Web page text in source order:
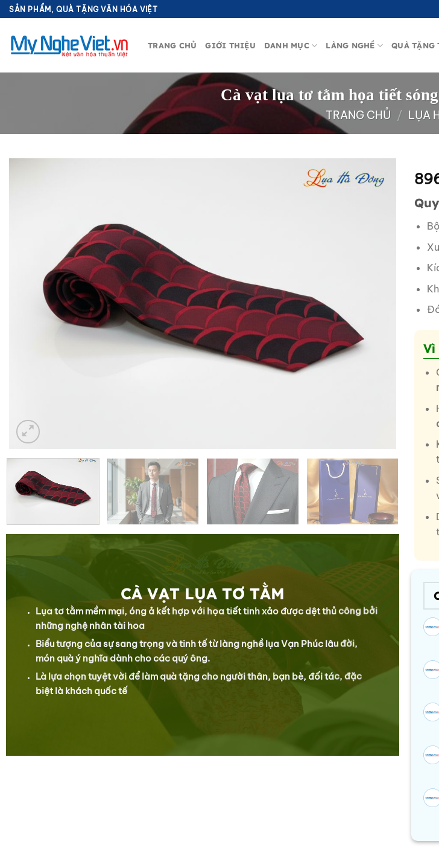
Bỏ
qua
nội
dung
SẢN PHẨM, QUÀ TẶNG VĂN HÓA VIỆT
TRANG CHỦ GIỚI THIỆU DANH MỤC LÀNG NGHỀ QUÀ TẶNG
Cà vạt lụa tơ tằm họa tiết
TRANG CHỦ / LỤA
CÀ VẠT LỤA TƠ TẰM
Lụa tơ tằm mềm mại, óng ả kết hợp với họa tiết tinh xảo được dệt thủ công bởi
những nghệ nhân tài hoa
Biểu tượng của sự sang trọng và tinh tế từ làng nghề lụa Vạn Phúc lâu đời,
món quà ý nghĩa dành cho các quý ông.
Là lựa chọn tuyệt vời để làm quà tặng cho người thân, bạn bè, đối tác, đặc
biệt là khách quốc tế
Vì